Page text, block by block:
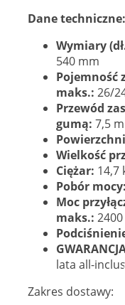
Dane techniczne:
Wymiary
540 mm
maks.: 26/
Przewód
gumą: 7,5 m
Wielkość
Ciężar: 14,7
Pobór mocy:
Moc
maks.:
lata all-
Zakres dostawy: